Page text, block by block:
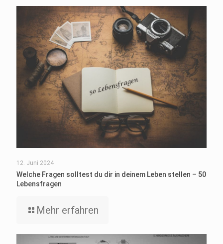
12. Juni 2024
Welche Fragen solltest du dir in deinem Leben stellen – 50
Lebensfragen
Mehr erfahren